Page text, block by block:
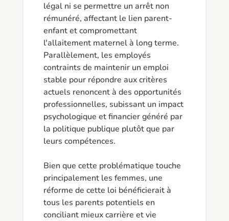
légal ni se permettre un arrêt non
rémunéré, affectant le lien parent-
enfant et compromettant
l'allaitement maternel à long terme.
Parallèlement, les employés
contraints de maintenir un emploi
stable pour répondre aux critères
actuels renoncent à des opportunités
professionnelles, subissant un impact
psychologique et financier généré par
la politique publique plutôt que par
leurs compétences.
Bien que cette problématique touche
principalement les femmes, une
réforme de cette loi bénéficierait à
tous les parents potentiels en
conciliant mieux carrière et vie